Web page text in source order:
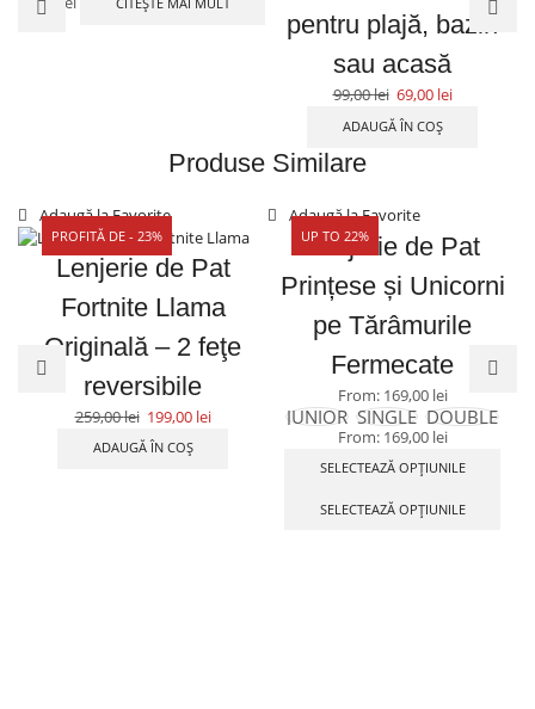
pentru plajă, bazin
sau acasă
99,00lei 69,00 lei
ADAUGĂ ÎN COȘ
Produse Similare
PROFITĂ DE - 23%
Adaugă la Favorite
Lenjerie de Pat
Fortnite Llama
Originală – 2 feţe
reversibile
259,00lei 199,00 lei
ADAUGĂ ÎN COȘ
UP TO 22%
Adaugă la Favorite
Lenjerie de Pat
Prințese și Unicorni
pe Tărâmurile
Fermecate
From: 169,00 lei
JUNIOR SINGLE DOUBLE
From: 169,00 lei
SELECTEAZĂ OPȚIUNILE
SELECTEAZĂ OPȚIUNILE